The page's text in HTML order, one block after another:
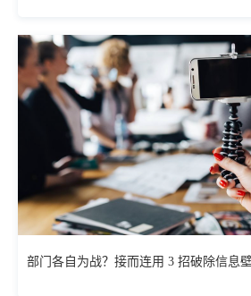
部门各自为战？接而连用 3 招破除信息